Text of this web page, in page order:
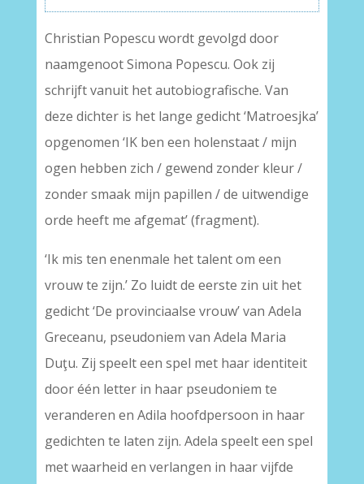
Christian Popescu wordt gevolgd door
naamgenoot Simona Popescu. Ook zij
schrijft vanuit het autobiografische. Van
deze dichter is het lange gedicht ‘Matroesjka’
opgenomen ‘IK ben een holenstaat / mijn
ogen hebben zich / gewend zonder kleur /
zonder smaak mijn papillen / de uitwendige
orde heeft me afgemat’ (fragment).
‘Ik mis ten enenmale het talent om een
vrouw te zijn.’ Zo luidt de eerste zin uit het
gedicht ‘De provinciaalse vrouw’ van Adela
Greceanu, pseudoniem van Adela Maria
Duţu. Zij speelt een spel met haar identiteit
door één letter in haar pseudoniem te
veranderen en Adila hoofdpersoon in haar
gedichten te laten zijn. Adela speelt een spel
met waarheid en verlangen in haar vijfde